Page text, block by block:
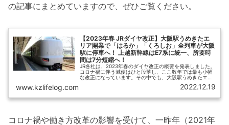
の記事にまとめていますので、ぜひご覧ください。
【2023年春 JRダイヤ改正】大阪駅うめきたエ
リア開業で「はるか」「くろしお」全列車が大阪
駅に停車へ！ 上越新幹線はE7系に統一、所要時
間は7分短縮へ！
JR各社は、2023年春のダイヤ改正の概要を発表しました。
コロナ禍に伴う減便はひと段落し、ここ数年では最も小幅
な改正になっています。その中でも、大阪駅うめきたエリ
アの開業が最も大きなトピックでしょう。また、上越新幹
線は全列車をE7系に統一、最高速度が275km/hとなり、所
は乗り鉄的な視点で興味深いトピックをまとめます。
www.kzlifelog.com 2022.12.19
コロナ禍や働き方改革の影響を受けて、一昨年（2021年